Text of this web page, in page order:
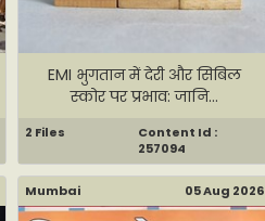
EMI भुगतान में देरी और सिबिल
स्कोर पर प्रभाव: जानि...
2 Files
Content Id :
257094
Mumbai 05 Aug 2026